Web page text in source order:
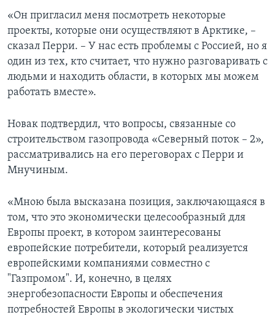
«Он пригласил меня посмотреть некоторые
проекты, которые они осуществляют в Арктике, –
сказал Перри. – У нас есть проблемы с Россией, но я
один из тех, кто считает, что нужно разговаривать с
людьми и находить области, в которых мы можем
работать вместе».
Новак подтвердил, что вопросы, связанные со
строительством газопровода «Северный поток – 2»,
рассматривались на его переговорах с Перри и
Мнучиным.
«Мною была высказана позиция, заключающаяся в
том, что это экономически целесообразный для
Европы проект, в котором заинтересованы
европейские потребители, который реализуется
европейскими компаниями совместно с
"Газпромом". И, конечно, в целях
энергобезопасности Европы и обеспечения
потребностей Европы в экологически чистых